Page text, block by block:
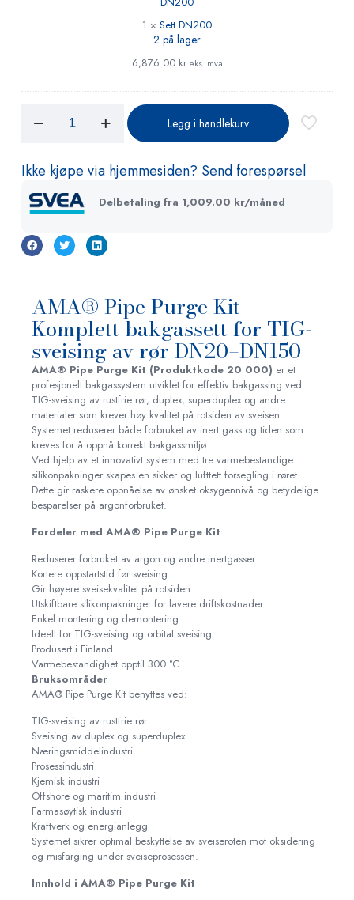
1 × Sett DN200
2 på lager
6,876.00 kr eks. mva
Legg i handlekurv
Ikke kjøpe via hjemmesiden? Send forespørsel
Delbetaling fra 1,009.00 kr/måned
AMA® Pipe Purge Kit –
Komplett bakgassett for TIG-
sveising av rør DN20–DN150
AMA® Pipe Purge Kit (Produktkode 20 000) er et
profesjonelt bakgassystem utviklet for effektiv bakgassing ved
TIG-sveising av rustfrie rør, duplex, superduplex og andre
materialer som krever høy kvalitet på rotsiden av sveisen.
Systemet reduserer både forbruket av inert gass og tiden som
kreves for å oppnå korrekt bakgassmiljø.
Ved hjelp av et innovativt system med tre varmebestandige
silikonpakninger skapes en sikker og lufttett forsegling i røret.
Dette gir raskere oppnåelse av ønsket oksygennivå og betydelige
besparelser på argonforbruket.
Fordeler med AMA® Pipe Purge Kit
Reduserer forbruket av argon og andre inertgasser
Kortere oppstartstid før sveising
Gir høyere sveisekvalitet på rotsiden
Utskiftbare silikonpakninger for lavere driftskostnader
Enkel montering og demontering
Ideell for TIG-sveising og orbital sveising
Produsert i Finland
Varmebestandighet opptil 300 °C
Bruksområder
AMA® Pipe Purge Kit benyttes ved:
TIG-sveising av rustfrie rør
Sveising av duplex og superduplex
Næringsmiddelindustri
Prosessindustri
Kjemisk industri
Offshore og maritim industri
Farmasøytisk industri
Kraftverk og energianlegg
Systemet sikrer optimal beskyttelse av sveiseroten mot oksidering
og misfarging under sveiseprosessen.
Innhold i AMA® Pipe Purge Kit